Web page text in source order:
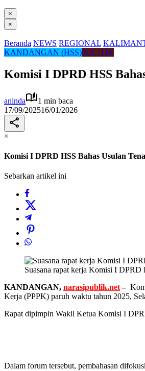
×
×
Beranda NEWS REGIONAL
KANDANGAN (HSS)POLITIK
Komisi I DPRD HSS
aninda
1 min baca
17/09/202516/01/2026
×
Komisi I DPRD HSS Bahas Usulan
Sebarkan artikel ini
Suasana rapat kerja Komisi I
KANDANGAN, narasipublik.net–
Kerja (PPPK) paruh waktu tahun 2025,
Rapat dipimpin Wakil Ketua Komisi I
Dalam forum tersebut, pembahasan